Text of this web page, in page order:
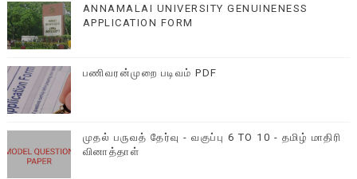
ANNAMALAI UNIVERSITY GENUINENESS
APPLICATION FORM
பணிவரன்முறை படிவம் PDF
முதல் பருவத் தேர்வு - வகுப்பு 6 TO 10 - தமிழ் மாதிரி
வினாத்தாள்